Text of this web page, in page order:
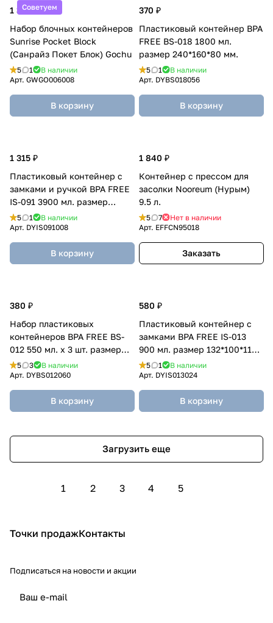
Советуем
1 365 ₽
Набор блочных контейнеров
Sunrise Pocket Block
(Санрайз Покет Блок) Gochu
5 1
В наличии
Арт. GWGO006008
В корзину
370 ₽
Пластиковый контейнер BPA
FREE BS-018 1800 мл.
размер 240*160*80 мм.
5 1
В наличии
Арт. DYBS018056
В корзину
1 315 ₽
Пластиковый контейнер с
замками и ручкой BPA FREE
IS-091 3900 мл. размер
298*228*86 мм.
5 1
В наличии
Арт. DYIS091008
В корзину
1 840 ₽
Контейнер с прессом для
засолки Nooreum (Нурым)
9.5 л.
5 7
Нет в наличии
Арт. EFFCN95018
Заказать
380 ₽
Набор пластиковых
контейнеров BPA FREE BS-
012 550 мл. х 3 шт. размер
170*115*55 мм.
5 3
В наличии
Арт. DYBS012060
В корзину
580 ₽
Пластиковый контейнер с
замками BPA FREE IS-013
900 мл. размер 132*100*118
мм.
5 1
В наличии
Арт. DYIS013024
В корзину
Загрузить еще
1 2 3 4 5
Точки продажКонтакты
Подписаться на новости и акции